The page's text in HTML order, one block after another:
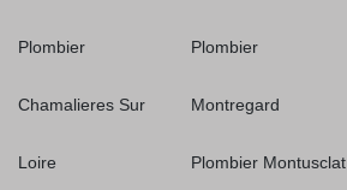
Plombier
Chamalieres Sur
Loire
Plombier
Montregard
Plombier Montusclat